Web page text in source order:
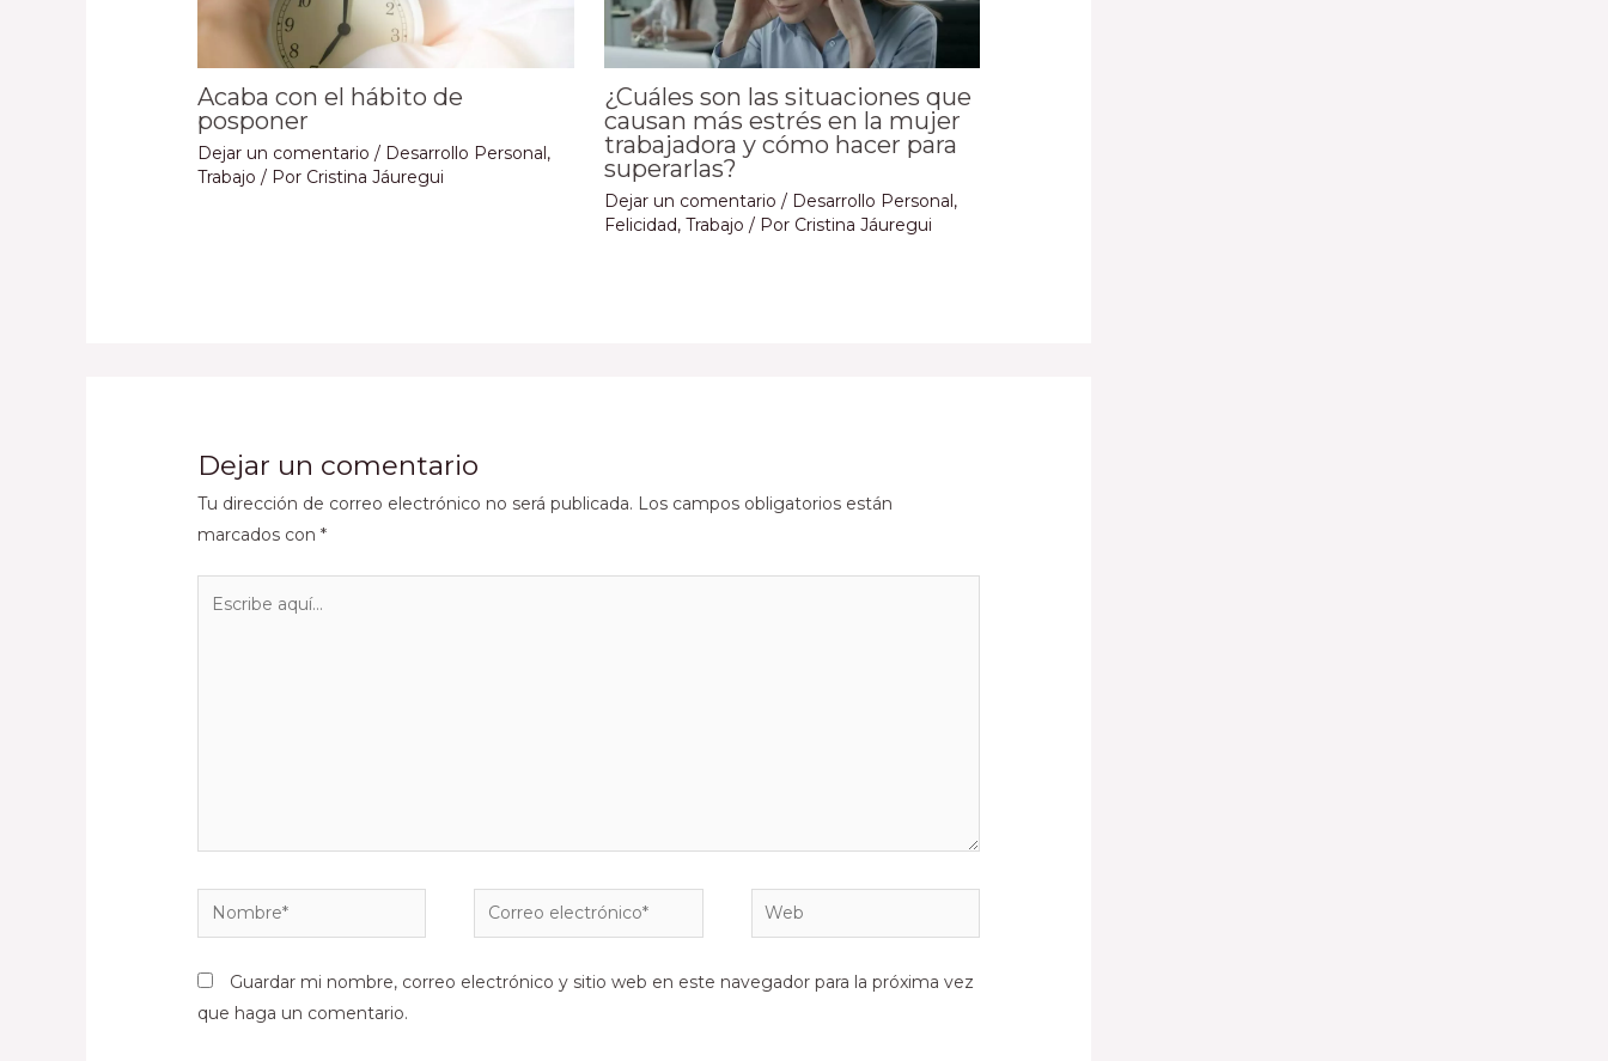
Acaba con el hábito de
posponer
Dejar un comentario / Desarrollo Personal,
Trabajo / Por Cristina Jáuregui
¿Cuáles son las situaciones que
causan más estrés en la mujer
trabajadora y cómo hacer para
superarlas?
Dejar un comentario / Desarrollo Personal,
Felicidad, Trabajo / Por Cristina Jáuregui
Dejar un comentario
Tu dirección de correo electrónico no será publicada. Los campos obligatorios están
marcados con*
Guardar mi nombre, correo electrónico y sitio web en este navegador para la próxima vez
que haga un comentario.